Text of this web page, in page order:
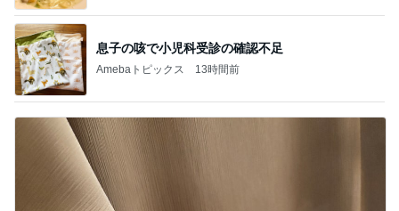
息子の咳で小児科受診の確認不足
Amebaトピックス 13時間前